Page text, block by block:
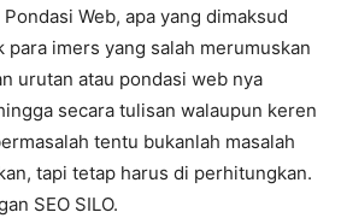
Web, apa yang dimaksud
para imers yang salah merumuskan
urutan atau pondasi web nya
secara tulisan walaupun keren
tentu bukanlah masalah
tapi tetap harus di perhitungkan.
SEO SILO.